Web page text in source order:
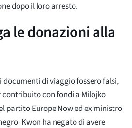
dopo il loro arresto.
le donazioni alla
documenti di viaggio fossero falsi,
contribuito con fondi a Milojko
partito Europe Now ed ex ministro
Kwon ha negato di avere